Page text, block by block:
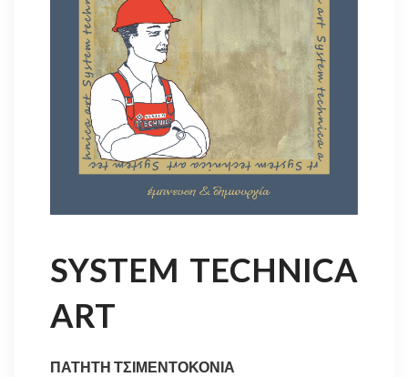
SYSTEM TECHNICA
ART
ΠΑΤΗΤΗ ΤΣΙΜΕΝΤΟΚΟΝΙΑ